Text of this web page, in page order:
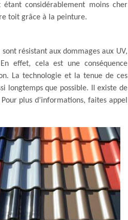
considérablement moins cher
toit grâce à la peinture.
résistant aux dommages aux UV,
effet, cela est une conséquence
La technologie et la tenue de ces
longtemps que possible. Il existe de
plus d’informations, faites appel